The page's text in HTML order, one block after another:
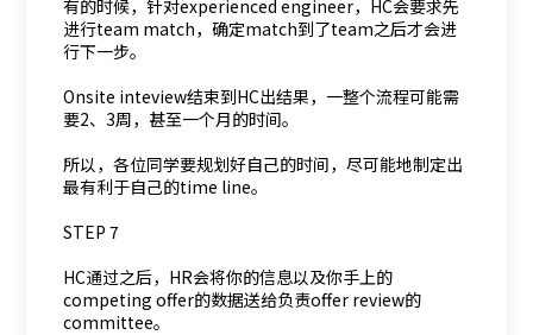
有的时候，针对experienced engineer，HC会要求先
进行team match，确定match到了team之后才会进
行下一步。
Onsite inteview结束到HC出结果，一整个流程可能需
要2、3周，甚至一个月的时间。
所以，各位同学要规划好自己的时间，尽可能地制定出
最有利于自己的time line。
STEP 7
HC通过之后，HR会将你的信息以及你手上的
competing offer的数据送给负责offer review的
committee。